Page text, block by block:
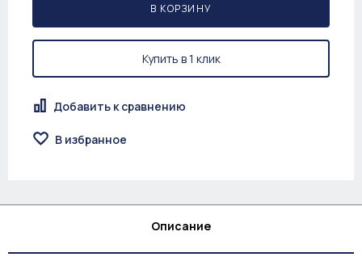
В КОРЗИНУ
Купить в 1 клик
Добавить к сравнению
В избранное
Описание